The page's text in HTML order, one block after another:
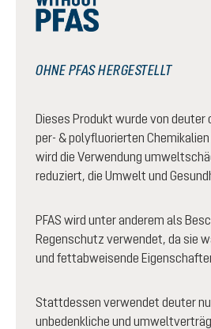
OHNE PFAS HERGESTELLT
Dieses Produkt wurde von deuter
per- & polyfluorierten
wird die Verwendung
reduziert, die Umwelt und
PFAS wird unter anderem als
Regenschutz verwendet, da sie
und fettabweisende
Stattdessen verwendet deuter
unbedenkliche und